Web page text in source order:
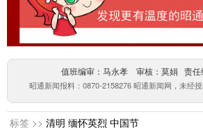
值班编审：马永孝 审核：莫娟 责任
昭通新闻报料：0870-2158276 昭通新闻网，未经
标签 >> 清明 缅怀英烈 中国节